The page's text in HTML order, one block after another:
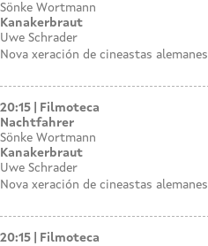
Sönke Wortmann
Kanakerbraut
Uwe Schrader
Nova xeración de cineastas alemanes
20:15
Filmoteca
Nachtfahrer
Sönke Wortmann
Kanakerbraut
Uwe Schrader
Nova xeración de cineastas alemanes
20:15
Filmoteca